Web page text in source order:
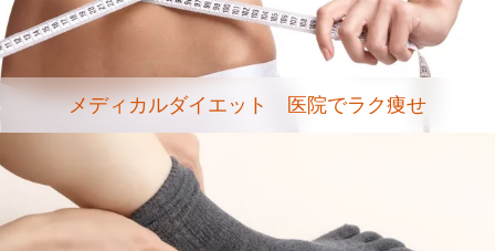
メディカルダイエット 医院でラク痩せ